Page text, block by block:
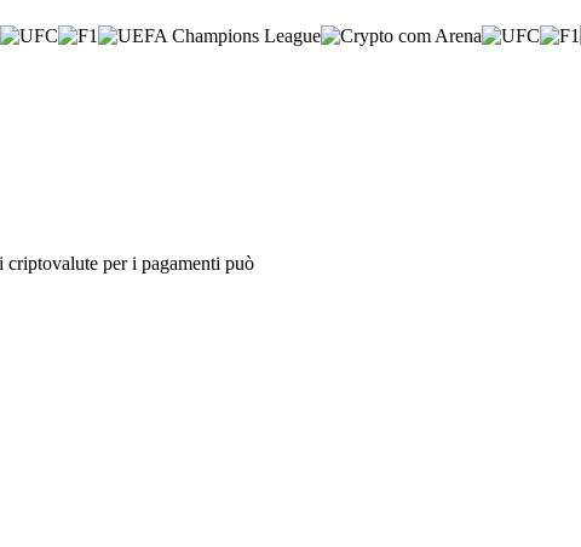
per i pagamenti può